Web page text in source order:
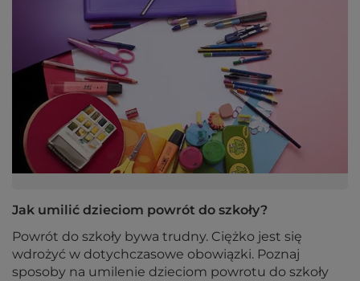
Jak umilić dzieciom powrót do szkoły?
Powrót do szkoły bywa trudny. Ciężko jest się
wdrożyć w dotychczasowe obowiązki. Poznaj
sposoby na umilenie dzieciom powrotu do szkoły